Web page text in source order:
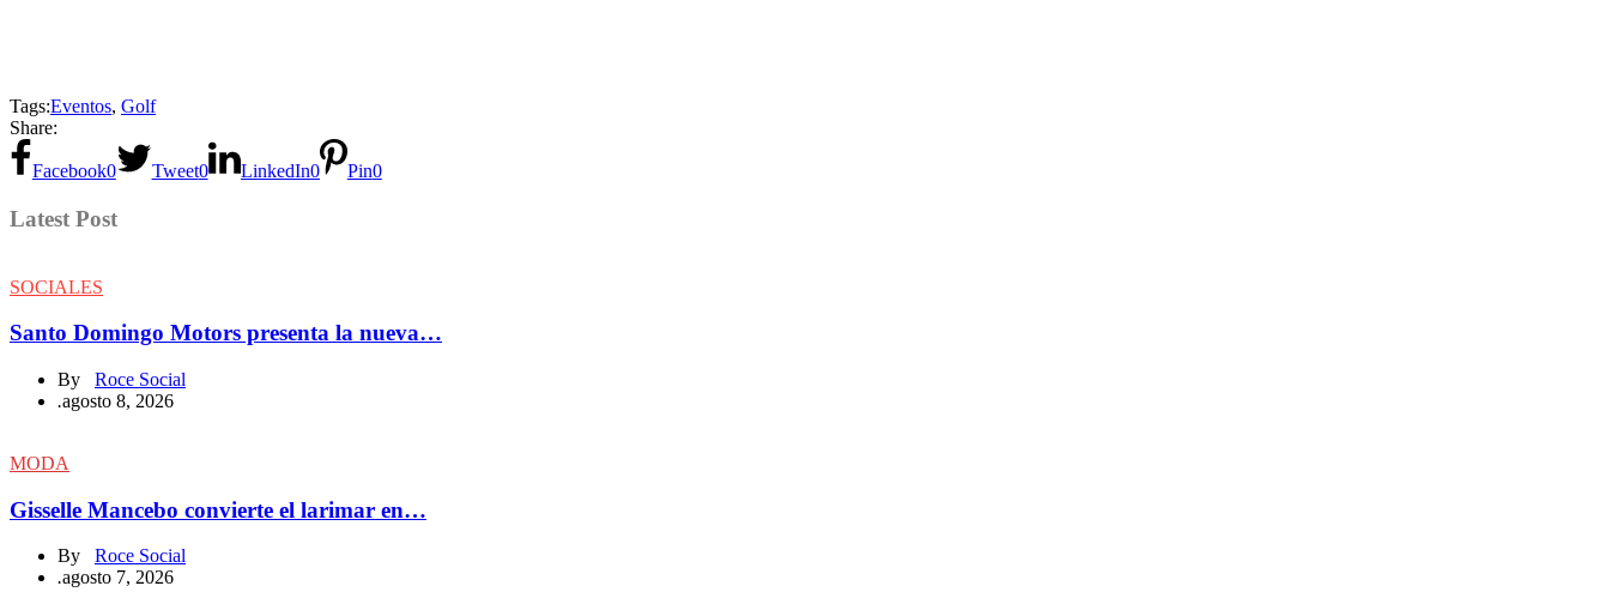
Tags:Eventos, Golf
Share:
Facebook0 Tweet0 LinkedIn0 Pin0
Latest Post
SOCIALES
Santo Domingo Motors presenta la nueva…
By Roce Social
.agosto 8, 2026
MODA
Gisselle Mancebo convierte el larimar en…
By Roce Social
.agosto 7, 2026